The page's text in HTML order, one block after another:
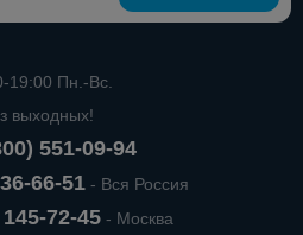
19:00 Пн.-Вс.
выходных!
551-09-94
66-51- Вся Россия
72-45- Москва